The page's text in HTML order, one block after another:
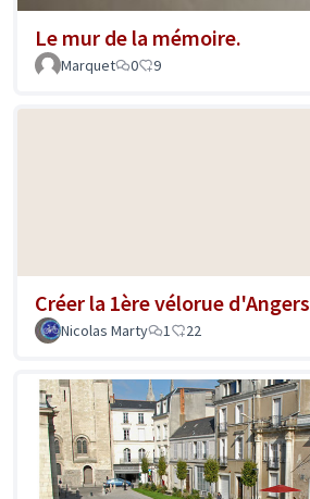
Le mur de la mémoire.
Marquet
0 9
Créer la 1ère vélorue d'Angers
Nicolas Marty
1 22